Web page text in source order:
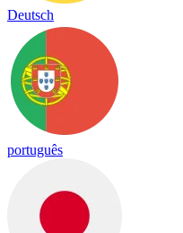
Deutsch
português